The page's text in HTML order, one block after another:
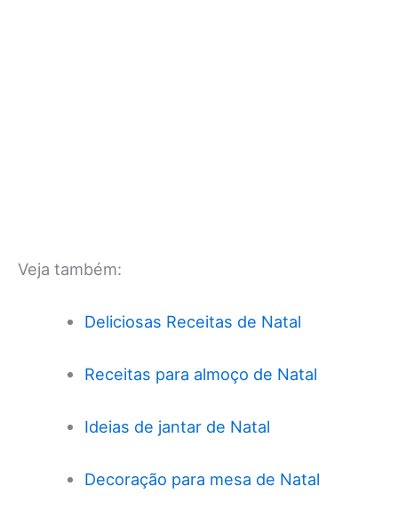
Veja também:
Deliciosas Receitas de Natal
Receitas para almoço de Natal
Ideias de jantar de Natal
Decoração para mesa de Natal